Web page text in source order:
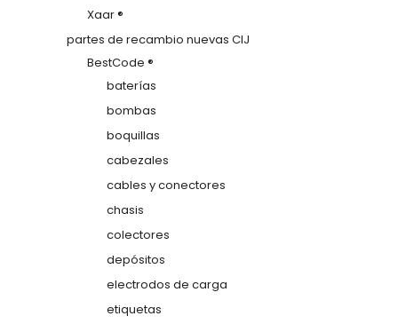
Xaar ®
partes de recambio nuevas CIJ
BestCode ®
baterías
bombas
boquillas
cabezales
cables y conectores
chasis
colectores
depósitos
electrodos de carga
etiquetas